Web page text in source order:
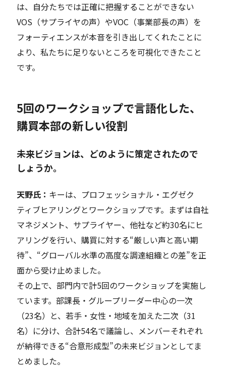
は、 自分たちでは正確に把握することができない
VOS（サプライヤの声）やVOC（事業部長の声） を
フォーティエンスが本音を引き出してくれたことに
より、私たちに足りないところを可視化できたこと
です。
5回のワークショップで言語化した、
購買本部の新しい役割
――未来ビジョンは、どのように策定されたので
しょうか。
天野氏： キーは、プロフェッショナル・エグゼク
ティブヒアリングとワークショップです。まずは自社
マネジメント、サプライヤー、他社など約30名にヒ
アリングを行い、購買に対する“厳しい声と高い期
待”、“グローバル水準の高度な調達組織との差”を正
面から受け止めました。
その上で、部門内で計5回のワークショップを実施し
ています。部課長・グループリーダー中心の一次
（23名）と、若手・女性・地域を加えた二次（31
名）に分け、合計54名で議論し、メンバーそれぞれ
が納得できる“合意形成型”の未来ビジョンとしてま
とめました。